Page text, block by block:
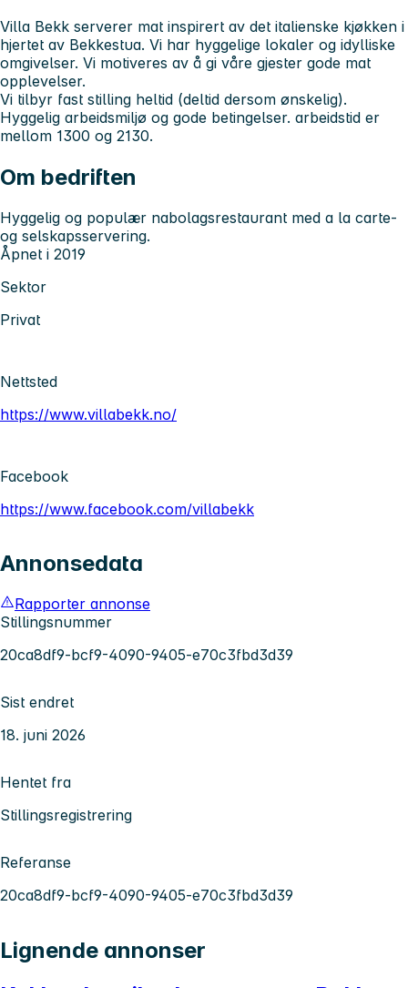
Villa Bekk serverer mat inspirert av det italienske kjøkken i
hjertet av Bekkestua. Vi har hyggelige lokaler og idylliske
omgivelser. Vi motiveres av å gi våre gjester gode mat
opplevelser.
Vi tilbyr fast stilling heltid (deltid dersom ønskelig).
Hyggelig arbeidsmiljø og gode betingelser. arbeidstid er
mellom 1300 og 2130.
Om bedriften
Hyggelig og populær nabolagsrestaurant med a la carte-
og selskapsservering.
Åpnet i 2019
Sektor
Privat
Nettsted
https://www.villabekk.no/
Facebook
https://www.facebook.com/villabekk
Annonsedata
Rapporter annonse
Stillingsnummer
20ca8df9-bcf9-4090-9405-e70c3fbd3d39
Sist endret
18. juni 2026
Hentet fra
Stillingsregistrering
Referanse
20ca8df9-bcf9-4090-9405-e70c3fbd3d39
Lignende annonser